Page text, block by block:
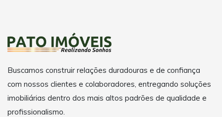
Buscamos construir relações duradouras e de confiança
com nossos clientes e colaboradores, entregando soluções
imobiliárias dentro dos mais altos padrões de qualidade e
profissionalismo.